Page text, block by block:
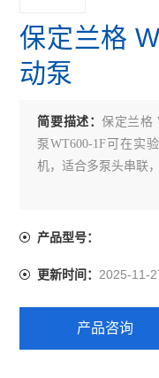
保定兰格
动泵
简要描述：保定兰格
泵WT600-1F可在实
机，适合多泵头串联
产品型号：
更新时间：2025-11-
产品咨询